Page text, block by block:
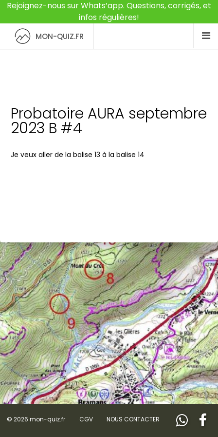
Rejoignez-nous sur Whats’app. Questions, corrigés, et
infos régulières!
MON-QUIZ.FR
Probatoire AURA septembre
2023 B #4
Je veux aller de la balise 13 à la balise 14
© 2026 mon-quiz.fr CGV NOUS CONTACTER